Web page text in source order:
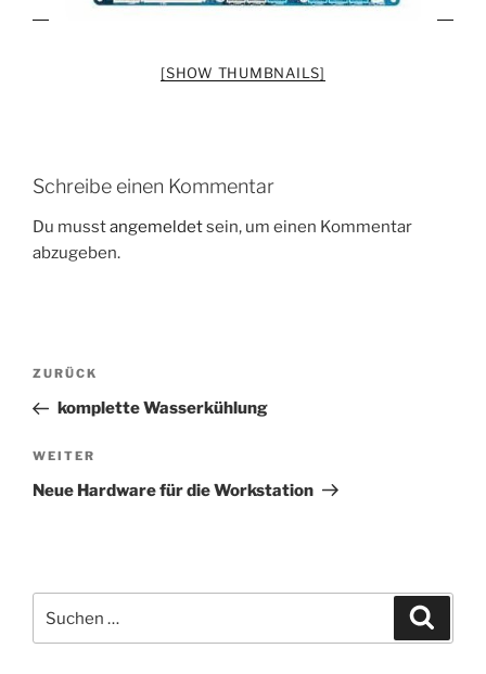
[SHOW THUMBNAILS]
Schreibe einen Kommentar
Du musstangemeldetsein, um einen Kommentar
abzugeben.
Beitragsnavigation
Vorheriger
Beitrag
ZURÜCK
komplette Wasserkühlung
Nächster
Beitrag
WEITER
Neue Hardware für die Workstation
nach: